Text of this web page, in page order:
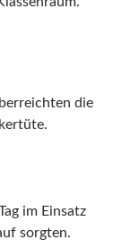
die
im Einsatz
sorgten.